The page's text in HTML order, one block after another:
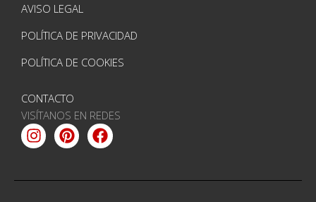
AVISO LEGAL
POLÍTICA DE PRIVACIDAD
POLÍTICA DE COOKIES
CONTACTO
VISÍTANOS EN REDES
Instagram
PinterestFacebook